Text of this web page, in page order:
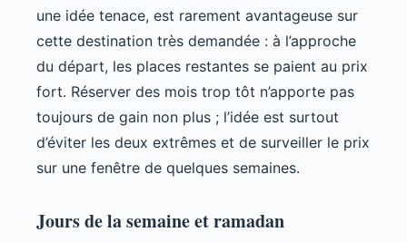
une idée tenace, est rarement avantageuse sur
cette destination très demandée : à l’approche
du départ, les places restantes se paient au prix
fort. Réserver des mois trop tôt n’apporte pas
toujours de gain non plus ; l’idée est surtout
d’éviter les deux extrêmes et de surveiller le prix
sur une fenêtre de quelques semaines.
Jours de la semaine et ramadan